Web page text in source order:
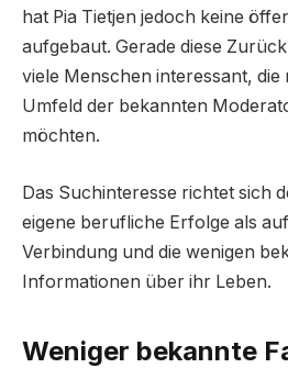
hat Pia Tietjen jedoch keine
aufgebaut. Gerade diese
viele Menschen interessant,
Umfeld der bekannten
möchten.
Das Suchinteresse richtet sich
eigene berufliche Erfolge als
Verbindung und die wenigen
Informationen über ihr Leben.
Weniger bekannte